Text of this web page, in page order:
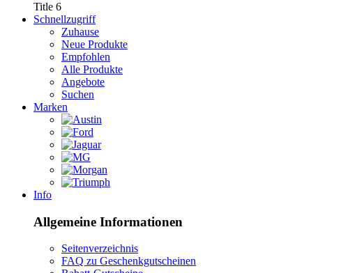
Title 6
Schnellzugriff
Zuhause
Neue Produkte
Empfohlen
Alle Produkte
Angebote
Suchen
Marken
Info
Allgemeine Informationen
Seitenverzeichnis
FAQ zu Geschenkgutscheinen